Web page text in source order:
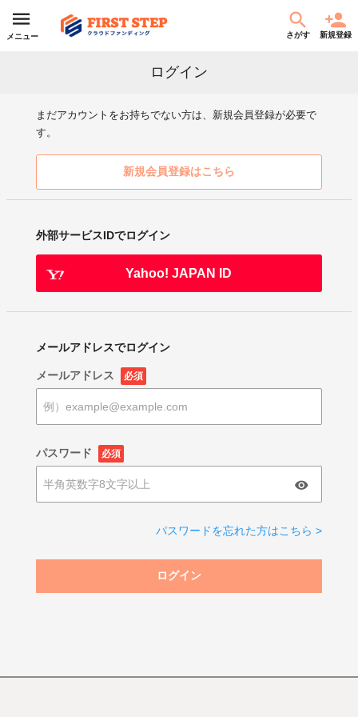
メニュー さがす 新規登録
ログイン
まだアカウントをお持ちでない方は、新規会員登録が必要で
す。
新規会員登録はこちら
外部サービスIDでログイン
Yahoo! JAPAN ID
メールアドレスでログイン
メールアドレス 必須
パスワード 必須
パスワードを忘れた方はこちら >
ログイン